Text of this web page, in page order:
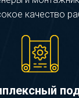
качество